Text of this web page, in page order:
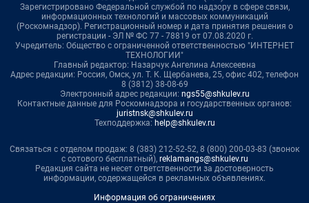
Зарегистрировано Федеральной службой по надзору в сфере связи,
информационных технологий и массовых коммуникаций
(Роскомнадзор). Регистрационный номер и дата принятия решения о
регистрации - ЭЛ № ФС 77 - 78819 от 07.08.2020 г.
Учредитель: Общество с ограниченной ответственностью "ИНТЕРНЕТ
ТЕХНОЛОГИИ"
Главный редактор: Назарчук Ангелина Алексеевна
Адрес редакции: Россия, Омск, ул. Т. К. Щербанева, 25, офис 402, телефон
8 (3812) 38-08-69
Электронный адрес редакции: ngs55@shkulev.ru
Контактные данные для Роскомнадзора и государственных органов:
juristnsk@shkulev.ru
Техподдержка: help@shkulev.ru
Связаться с отделом продаж: 8 (383) 212-52-52, 8 (800) 200-03-83 (звонок
с сотового бесплатный), reklamangs@shkulev.ru
Редакция сайта не несет ответственности за достоверность
информации, содержащейся в рекламных объявлениях.
Информация об ограничениях